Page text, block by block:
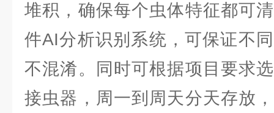
堆积，确保每个虫体特征都可
件AI分析识别系统，可保证不
不混淆。同时可根据项目要求
接虫器，周一到周天分天存放